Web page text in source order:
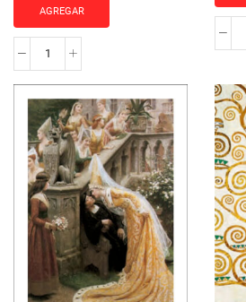
AGREGAR
L'abbraccio
cantidad